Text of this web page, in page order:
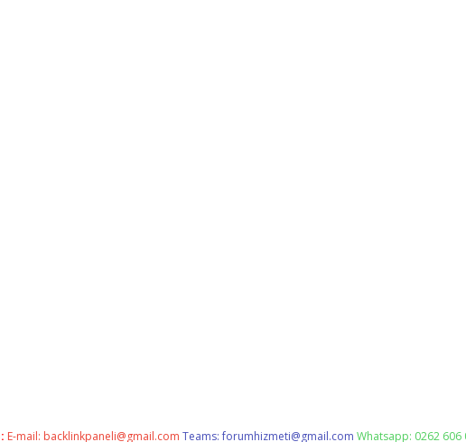
E-mail: backlinkpaneli@gmail.com Teams:forumhizmeti@gmail.com Whatsapp: 0262 606